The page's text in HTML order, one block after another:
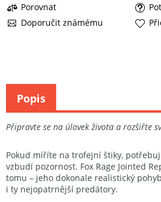
Porovnat
Doporučit známému
Připravte se na úlovek života a rozšiřte
Pokud míříte na trofejní štiky,
vzbudí pozornost. Fox Rage Jointed
tomu – jeho dokonale realistický
i ty nejopatrnější predátory.
Popis